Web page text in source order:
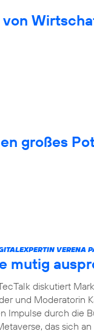
großes
VERENA
mutig
diskutiert
und Moderatorin
Impulse durch die
das sich